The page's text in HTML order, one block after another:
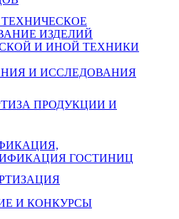
ИЗДЕЛИЙ
И ИНОЙ ТЕХНИКИ
И ИССЛЕДОВАНИЯ
ПРОДУКЦИИ И
ГОСТИНИЦ
И КОНКУРСЫ